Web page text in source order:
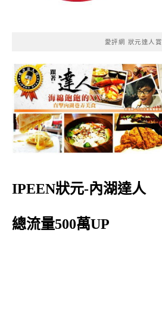
愛評網 狀元達人賞
IPEEN狀元-內湖達人
總流量500萬UP